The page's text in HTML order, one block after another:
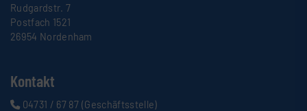
Rudgardstr. 7
Postfach 1521
26954 Nordenham
Kontakt
04731 / 67 87 (Geschäftsstelle)